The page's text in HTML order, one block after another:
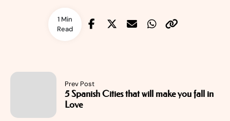
1 Min
Read
Prev Post
5 Spanish Cities that will make you fall in
Love